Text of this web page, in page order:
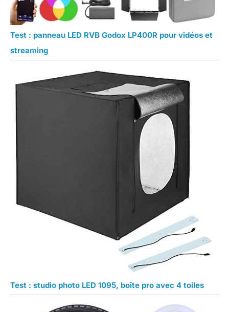
Test : panneau LED RVB Godox LP400R pour vidéos et
streaming
Test : studio photo LED 1095, boîte pro avec 4 toiles